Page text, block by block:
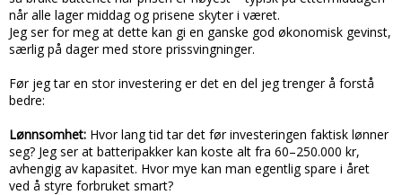
når alle lager middag og prisene skyter i været.
Jeg ser for meg at dette kan gi en ganske god økonomisk gevinst,
særlig på dager med store prissvingninger.
Før jeg tar en stor investering er det en del jeg trenger å forstå
bedre:
Lønnsomhet: Hvor lang tid tar det før investeringen faktisk lønner
seg? Jeg ser at batteripakker kan koste alt fra 60–250.000 kr,
avhengig av kapasitet. Hvor mye kan man egentlig spare i året
ved å styre forbruket smart?